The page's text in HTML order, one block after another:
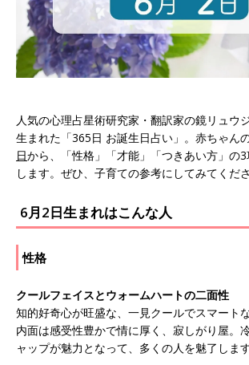
人気の心理占星術研究家・翻訳家の鏡リュウ
生まれた「365日 お誕生日占い」。赤ちゃん
日から、「性格」「才能」「つきあい方」の
します。ぜひ、子育ての参考にしてみてくだ
6月2日生まれはこんな人
性格
クールフェイスとウォームハートの二面性
知的好奇心が旺盛な、一見クールでスマート
内面は感受性豊かで情に厚く、寂しがり屋。
ャップが魅力となって、多くの人を魅了します